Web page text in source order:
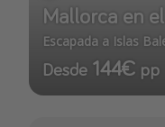
Mallorca en
Escapada a Islas
Desde 144€ pp